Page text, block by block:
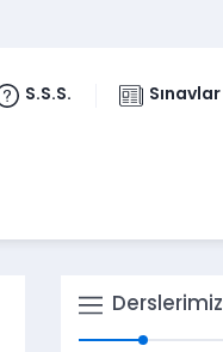
S.S.S. Sınavlar
Derslerimiz